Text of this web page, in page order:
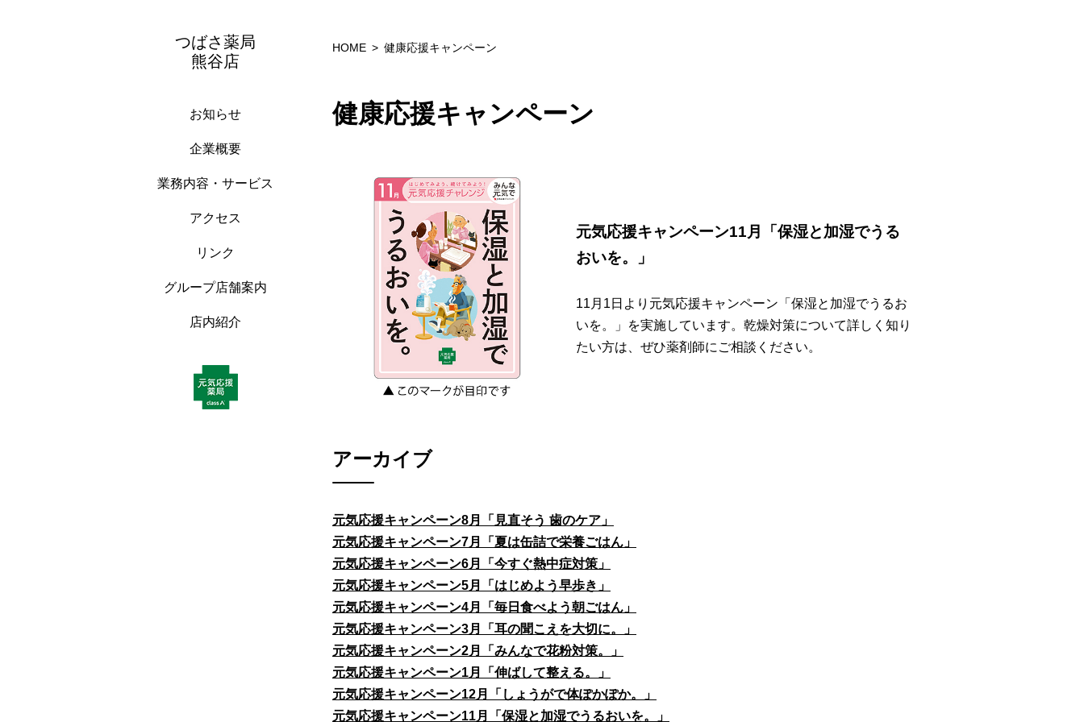
つばさ薬局
熊谷店
お知らせ
企業概要
業務内容・サービス
アクセス
リンク
グループ店舗案内
店内紹介
HOME 健康応援キャンペーン
健康応援キャンペーン
元気応援キャンペーン11月「保湿と加湿でうる
おいを。」
11月1日より元気応援キャンペーン「保湿と加湿でうるお
いを。」を実施しています。乾燥対策について詳しく知り
たい方は、ぜひ薬剤師にご相談ください。
アーカイブ
元気応援キャンペーン8月「見直そう 歯のケア」
元気応援キャンペーン7月「夏は缶詰で栄養ごはん」
元気応援キャンペーン6月「今すぐ熱中症対策」
元気応援キャンペーン5月「はじめよう早歩き」
元気応援キャンペーン4月「毎日食べよう朝ごはん」
元気応援キャンペーン3月「耳の聞こえを大切に。」
元気応援キャンペーン2月「みんなで花粉対策。」
元気応援キャンペーン1月「伸ばして整える。」
元気応援キャンペーン12月「しょうがで体ぽかぽか。」
元気応援キャンペーン11月「保湿と加湿でうるおいを。」